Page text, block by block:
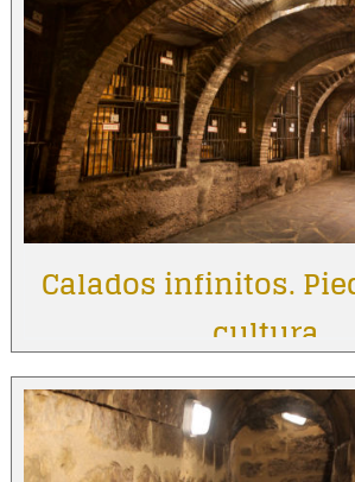
Calados infinitos.
cultura